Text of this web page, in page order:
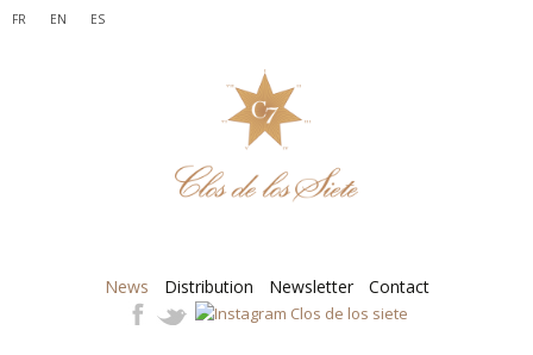
FR EN ES
News Distribution Newsletter Contact